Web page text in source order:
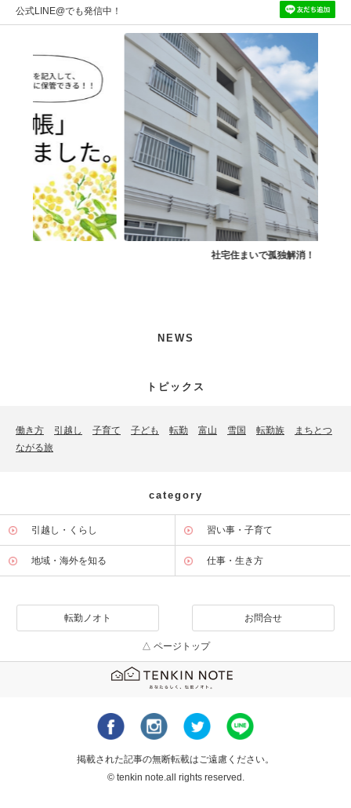
公式LINE@でも発信中！
社宅住まいで孤独解消！
NEWS
トピックス
働き方 引越し 子育て 子ども 転勤 富山 雪国 転勤族
まちとつ
ながる旅
category
引越し・くらし 習い事・子育て
地域・海外を知る 仕事・生き方
転勤ノオト お問合せ
△ ページトップ
掲載された記事の無断転載はご遠慮ください。
© tenkin note.all rights reserved.